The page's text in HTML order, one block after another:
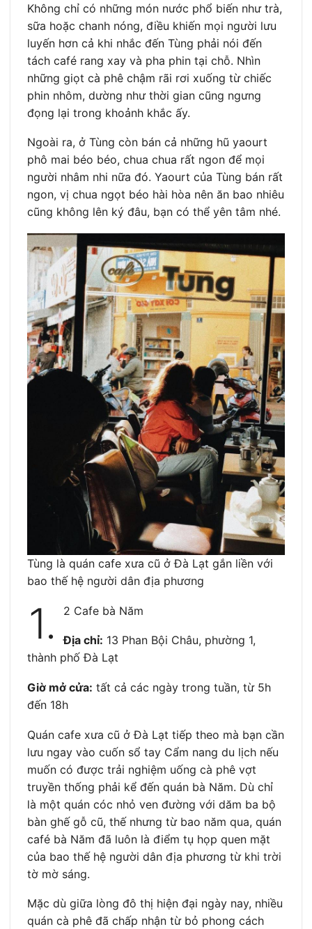
Không chỉ có những món nước phổ biến như trà,
sữa hoặc chanh nóng, điều khiến mọi người lưu
luyến hơn cả khi nhắc đến Tùng phải nói đến
tách café rang xay và pha phin tại chỗ. Nhìn
những giọt cà phê chậm rãi rơi xuống từ chiếc
phin nhôm, dường như thời gian cũng ngưng
đọng lại trong khoảnh khắc ấy.
Ngoài ra, ở Tùng còn bán cả những hũ yaourt
phô mai béo béo, chua chua rất ngon để mọi
người nhâm nhi nữa đó. Yaourt của Tùng bán rất
ngon, vị chua ngọt béo hài hòa nên ăn bao nhiêu
cũng không lên ký đâu, bạn có thể yên tâm nhé.
Tùng là quán cafe xưa cũ ở Đà Lạt gắn liền với
bao thế hệ người dân địa phương
1. 2 Cafe bà Năm
Địa chỉ: 13 Phan Bội Châu, phường 1,
thành phố Đà Lạt
Giờ mở cửa: tất cả các ngày trong tuần, từ 5h
đến 18h
Quán cafe xưa cũ ở Đà Lạt tiếp theo mà bạn cần
lưu ngay vào cuốn sổ tay Cẩm nang du lịch nếu
muốn có được trải nghiệm uống cà phê vợt
truyền thống phải kể đến quán bà Năm. Dù chỉ
là một quán cóc nhỏ ven đường với dăm ba bộ
bàn ghế gỗ cũ, thế nhưng từ bao năm qua, quán
café bà Năm đã luôn là điểm tụ họp quen mặt
của bao thế hệ người dân địa phương từ khi trời
tờ mờ sáng.
Mặc dù giữa lòng đô thị hiện đại ngày nay, nhiều
quán cà phê đã chấp nhận từ bỏ phong cách